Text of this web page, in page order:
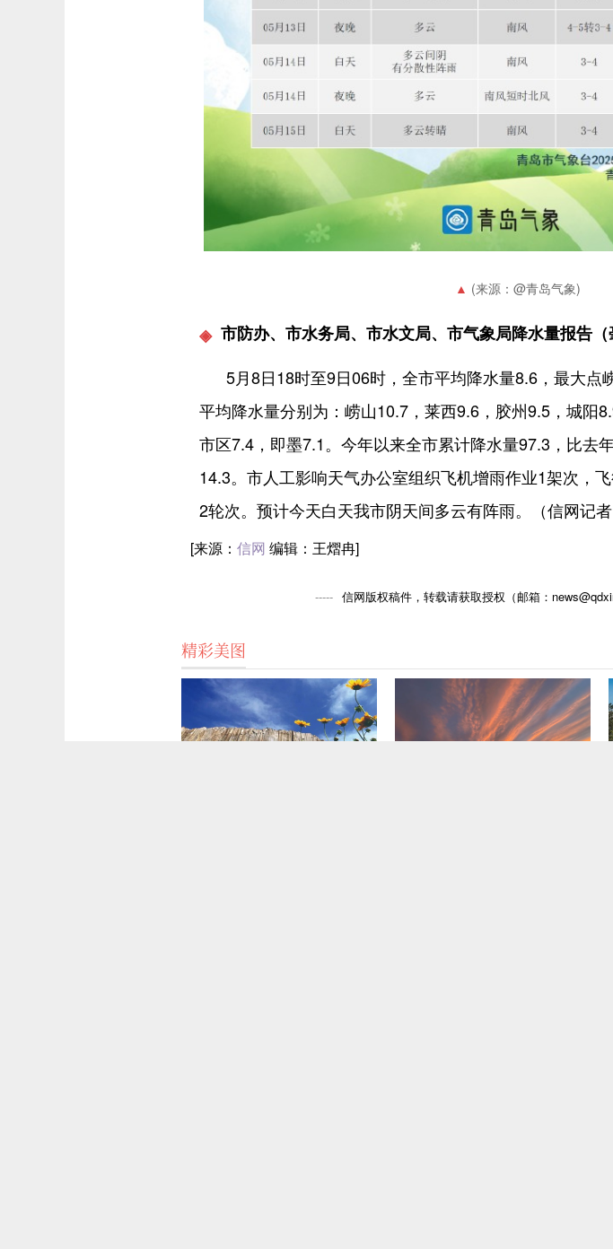
(来源：@青岛气象)
市防办、市水务局、市水文局、市气象局降水量报告（
5月8日18时至9日06时，全市平均降水量8.6，最大点
平均降水量分别为：崂山10.7，莱西9.6，胶州9.5，城阳
市区7.4，即墨7.1。今年以来全市累计降水量97.3，比去
14.3。市人工影响天气办公室组织飞机增雨作业1架次，
2轮次。预计今天白天我市阴天间多云有阵雨。（信网记者
[来源： 信网 编辑：王熠冉]
信网版权稿件，转载请获取授权（邮箱：
精彩美图